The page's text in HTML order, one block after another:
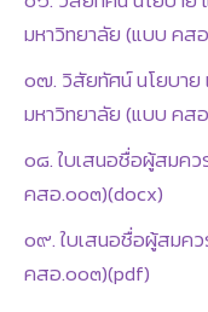
มหาวิทยาลัย (แบบ คส
๐๗. วิสัยทัศน์ นโยบา
มหาวิทยาลัย (แบบ คส
๐๘. ใบเสนอชื่อผู้สมคว
คสอ.๐๐๓)(docx)
๐๙. ใบเสนอชื่อผู้สมค
คสอ.๐๐๓)(pdf)